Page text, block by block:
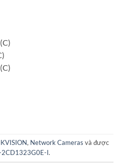
, Network Cameras và được
2CD1323G0E-I.